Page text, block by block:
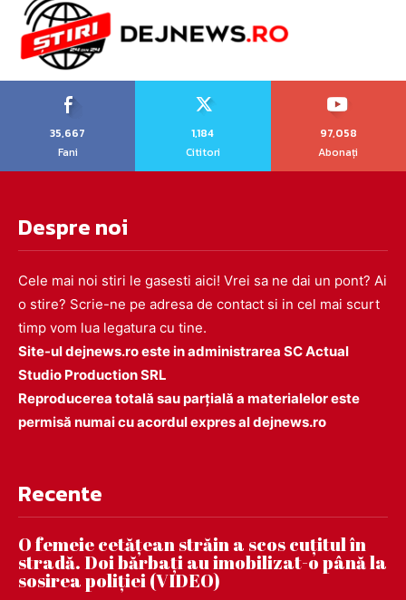
35,667
Fani
1,184
Cititori
97,058
Abonați
Despre noi
Cele mai noi stiri le gasesti aici! Vrei sa ne dai un pont? Ai
o stire? Scrie-ne pe adresa de contact si in cel mai scurt
timp vom lua legatura cu tine.
Site-ul dejnews.ro este in administrarea SC Actual
Studio Production SRL
Reproducerea totală sau parțială a materialelor este
permisă numai cu acordul expres al dejnews.ro
Recente
O femeie cetățean străin a scos cuțitul în
stradă. Doi bărbați au imobilizat-o până la
sosirea poliției (VIDEO)